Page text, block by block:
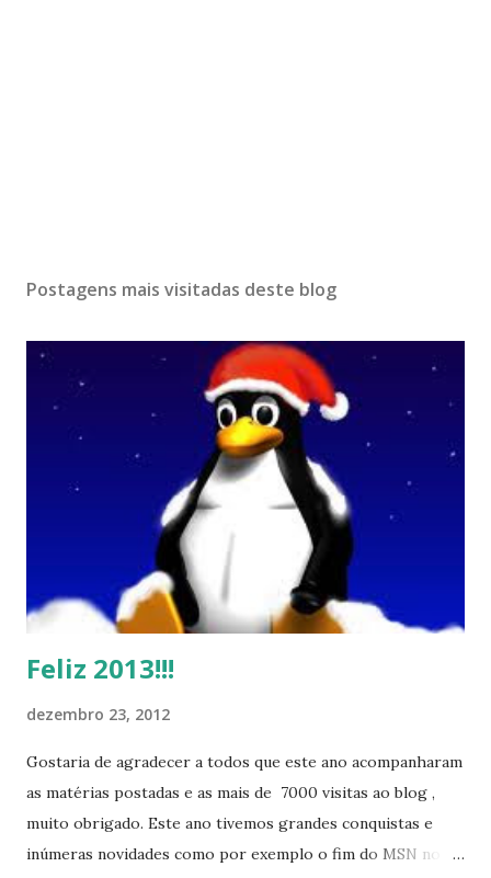
Postagens mais visitadas deste blog
Feliz 2013!!!
dezembro 23, 2012
Gostaria de agradecer a todos que este ano acompanharam
as matérias postadas e as mais de 7000 visitas ao blog ,
muito obrigado. Este ano tivemos grandes conquistas e
inúmeras novidades como por exemplo o fim do MSN no